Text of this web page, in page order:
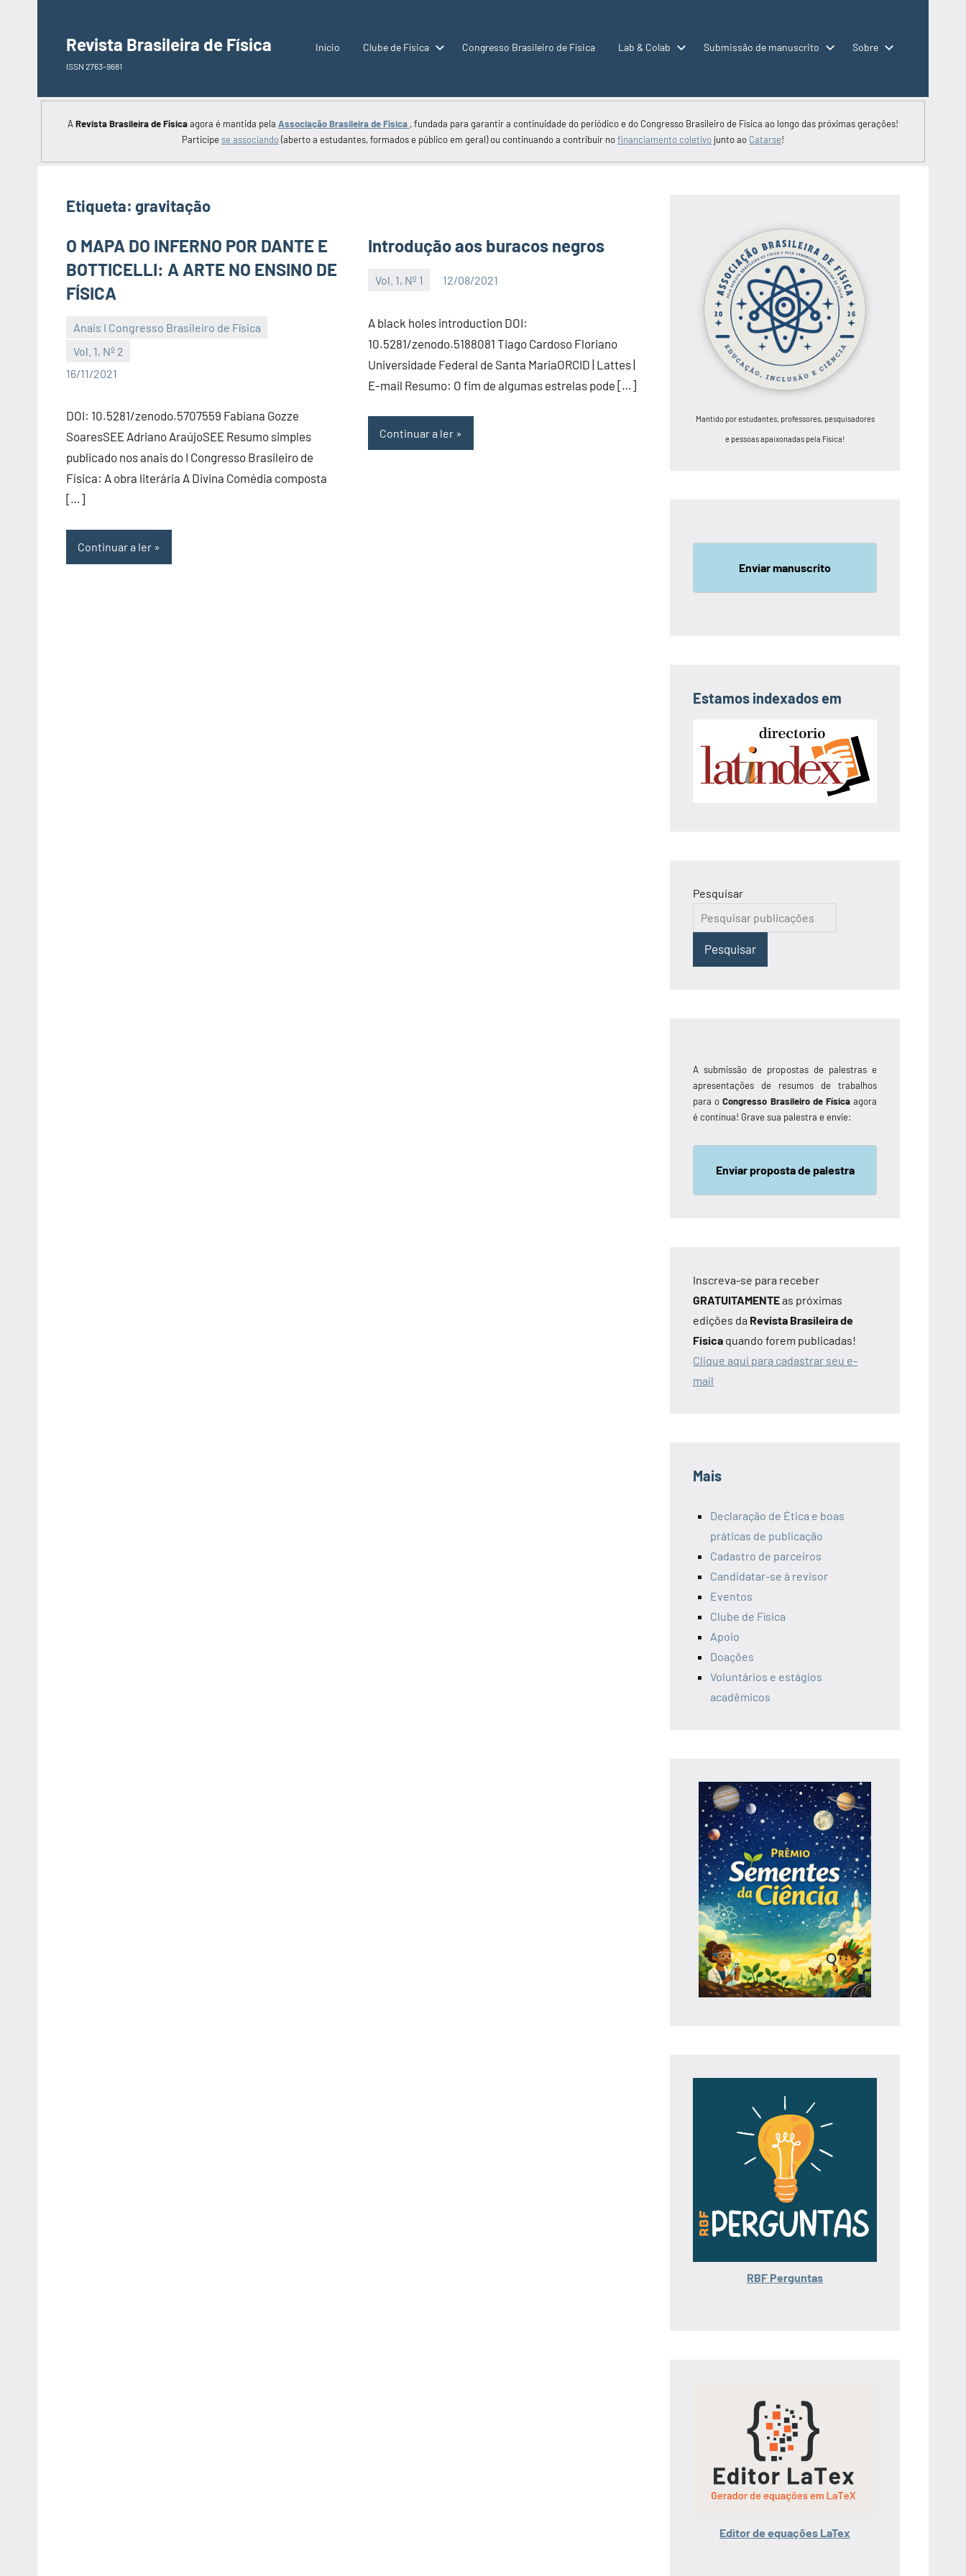
conteúdo
Revista Brasileira de Física
ISSN 2763-9681
Início Clube de Física Congresso Brasileiro de Física Lab & Colab Submissão de manuscrito Sobre
A Revista Brasileira de Físicaagora é mantida pela Associação Brasileira de Física , fundada para garantir a continuidade do periódico e do Congresso Brasileiro de Física ao longo das próximas gerações!
Participese associando(aberto a estudantes, formados e público em geral) ou continuando a contribuir nofinanciamento coletivo junto ao Catarse!
Etiqueta: gravitação
O MAPA DO INFERNO POR DANTE E
BOTTICELLI: A ARTE NO ENSINO DE
FÍSICA
Anais I Congresso Brasileiro de Física
Vol. 1, Nº 2
16/11/2021
Editor
DOI: 10.5281/zenodo.5707559 Fabiana Gozze
SoaresSEE Adriano AraújoSEE Resumo simples
publicado nos anais do I Congresso Brasileiro de
Física: A obra literária A Divina Comédia composta
[…]
Continuar a ler
Introdução aos buracos negros
Vol. 1, Nº 1 12/08/2021
Editor
A black holes introduction DOI:
10.5281/zenodo.5188081 Tiago Cardoso Floriano
Universidade Federal de Santa MariaORCID | Lattes |
E-mail Resumo: O fim de algumas estrelas pode […]
Continuar a ler
Mantido por estudantes, professores, pesquisadores
e pessoas apaixonadas pela Física!
Enviar manuscrito
Estamos indexados em
Pesquisar
Pesquisar
A submissão de propostas de palestras e
apresentações de resumos de trabalhos
para oCongresso Brasileiro de Físicaagora
é contínua! Grave sua palestra e envie:
Enviar proposta de palestra
Inscreva-se para receber
GRATUITAMENTEas próximas
edições da Revista Brasileira de
Física quando forem publicadas!
Clique aqui para cadastrar seu e-
mail
Mais
Declaração de Ética e boas
práticas de publicação
Cadastro de parceiros
Candidatar-se à revisor
Eventos
Clube de Física
Apoio
Doações
Voluntários e estágios
acadêmicos
RBF Perguntas
Editor de equações LaTex